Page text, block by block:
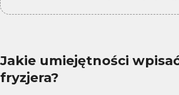
Jakie umiejętności
fryzjera?